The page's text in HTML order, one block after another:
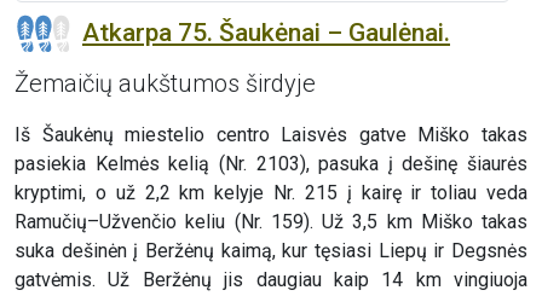
Atkarpa 75. Šaukėnai – Gaulėnai.
Žemaičių aukštumos širdyje
Iš Šaukėnų miestelio centro Laisvės gatve Miško takas
pasiekia Kelmės kelią (Nr. 2103), pasuka į dešinę šiaurės
kryptimi, o už 2,2 km kelyje Nr. 215 į kairę ir toliau veda
Ramučių–Užvenčio keliu (Nr. 159). Už 3,5 km Miško takas
suka dešinėn į Beržėnų kaimą, kur tęsiasi Liepų ir Degsnės
gatvėmis. Už Beržėnų jis daugiau kaip 14 km vingiuoja